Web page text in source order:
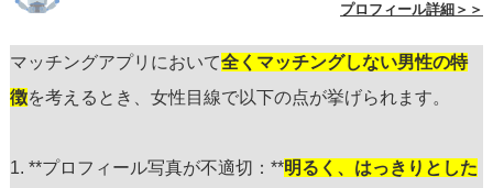
プロフィール詳細＞＞
マッチングアプリにおいて全くマッチングしない男性の特
徴を考えるとき、女性目線で以下の点が挙げられます。
1. **プロフィール写真が不適切：**明るく、はっきりとした